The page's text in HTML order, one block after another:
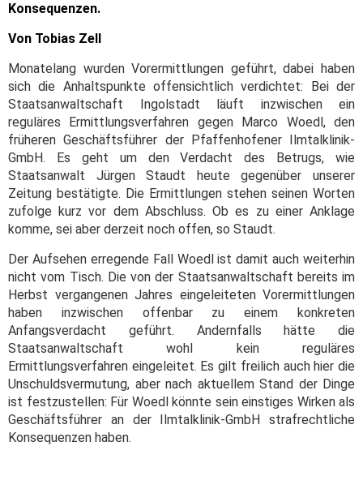
Konsequenzen.
Von Tobias Zell
Monatelang wurden Vorermittlungen geführt, dabei haben
sich die Anhaltspunkte offensichtlich verdichtet: Bei der
Staatsanwaltschaft Ingolstadt läuft inzwischen ein
reguläres Ermittlungsverfahren gegen Marco Woedl, den
früheren Geschäftsführer der Pfaffenhofener Ilmtalklinik-
GmbH. Es geht um den Verdacht des Betrugs, wie
Staatsanwalt Jürgen Staudt heute gegenüber unserer
Zeitung bestätigte. Die Ermittlungen stehen seinen Worten
zufolge kurz vor dem Abschluss. Ob es zu einer Anklage
komme, sei aber derzeit noch offen, so Staudt.
Der Aufsehen erregende Fall Woedl ist damit auch weiterhin
nicht vom Tisch. Die von der Staatsanwaltschaft bereits im
Herbst vergangenen Jahres eingeleiteten Vorermittlungen
haben inzwischen offenbar zu einem konkreten
Anfangsverdacht geführt. Andernfalls hätte die
Staatsanwaltschaft wohl kein reguläres
Ermittlungsverfahren eingeleitet. Es gilt freilich auch hier die
Unschuldsvermutung, aber nach aktuellem Stand der Dinge
ist festzustellen: Für Woedl könnte sein einstiges Wirken als
Geschäftsführer an der Ilmtalklinik-GmbH strafrechtliche
Konsequenzen haben.